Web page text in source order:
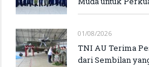
01/08/2026
TNI AU Terima
dari Sembilan